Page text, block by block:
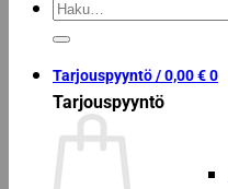
Etsi:
Tarjouspyyntö /0,00€0
Tarjouspyyntö